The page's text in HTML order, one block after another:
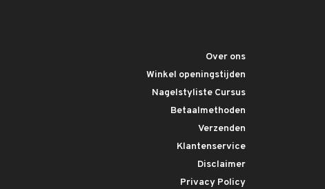
Over ons
Winkel openingstijden
Nagelstyliste Cursus
Betaalmethoden
Verzenden
Klantenservice
Disclaimer
Privacy Policy